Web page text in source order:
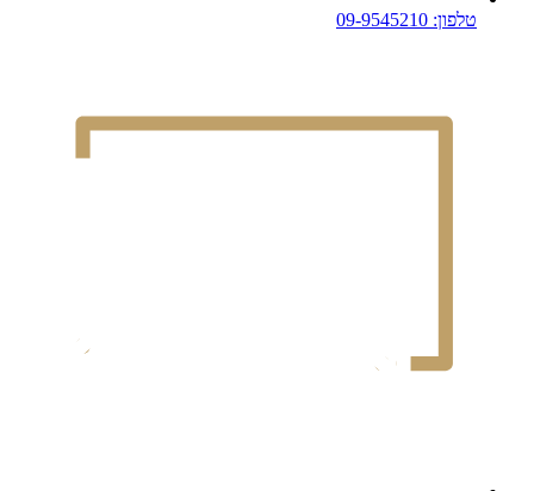
טלפון: 09-9545210